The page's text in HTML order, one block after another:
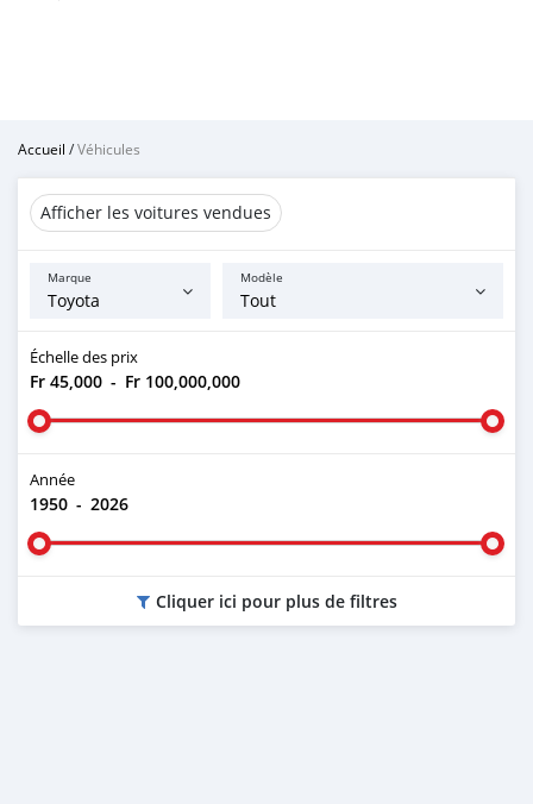
Accueil /Véhicules
Afficher les voitures vendues
Marque Modèle
Échelle des prix
Fr 45,000 - Fr 100,000,000
Année
1950 - 2026
Cliquer ici pour plus de filtres